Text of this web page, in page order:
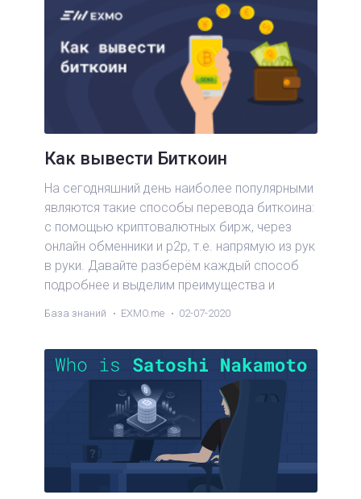
Как вывести Биткоин
На сегодняшний день наиболее популярными
являются такие способы перевода биткоина:
с помощью криптовалютных бирж, через
онлайн обменники и p2p, т.е. напрямую из рук
в руки. Давайте разберём каждый способ
подробнее и выделим преимущества и
База знаний EXMO.me 02-07-2020